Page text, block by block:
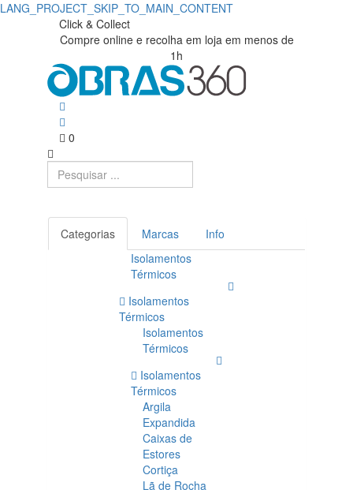
LANG_PROJECT_SKIP_TO_MAIN_CONTENT
Click & Collect
Compre online e recolha em loja em menos de
1h
0
Categorias Marcas
Info
Isolamentos
Térmicos
Isolamentos
Térmicos
Isolamentos
Térmicos
Isolamentos
Térmicos
Argila
Expandida
Caixas de
Estores
Cortiça
Lã de Rocha